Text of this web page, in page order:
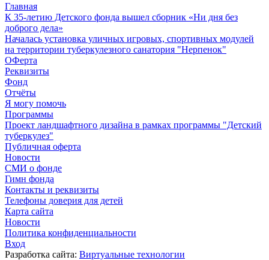
Главная
К 35-летию Детского фонда вышел сборник «Ни дня без
доброго дела»
Началась установка уличных игровых, спортивных модулей
на территории туберкулезного санатория "Нерпенок"
ОФерта
Реквизиты
Фонд
Отчёты
Я могу помочь
Программы
Проект ландшафтного дизайна в рамках программы "Детский
туберкулез"
Публичная оферта
Новости
СМИ о фонде
Гимн фонда
Контакты и реквизиты
Телефоны доверия для детей
Карта сайта
Новости
Политика конфиденциальности
Вход
Разработка сайта: Виртуальные технологии